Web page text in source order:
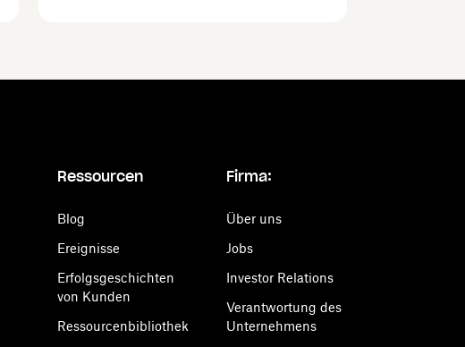
Ressourcen
Blog
Ereignisse
Erfolgsgeschichten
von Kunden
Ressourcenbibliothek
Firma:
Über uns
Jobs
Investor Relations
Verantwortung des
Unternehmens